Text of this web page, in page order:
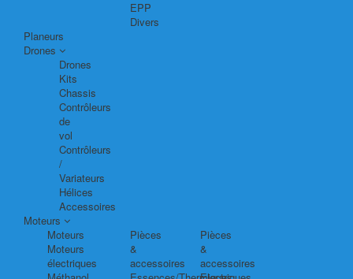
EPP
Divers
Planeurs
Drones
Drones
Kits
Chassis
Contrôleurs
de
vol
Contrôleurs
/
Variateurs
Hélices
Accessoires
Moteurs
Moteurs
Moteurs
électriques
Pièces
&
accessoires
Pièces
&
accessoires